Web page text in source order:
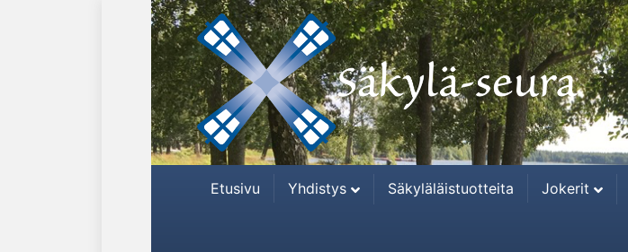
Etusivu Yhdistys Säkyläläistuotteita Jokerit